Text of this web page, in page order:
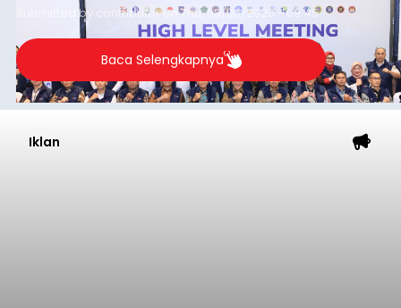
Submitted by contributoronThu, 08/06/2026 - 09:45
Baca Selengkapnya
Iklan